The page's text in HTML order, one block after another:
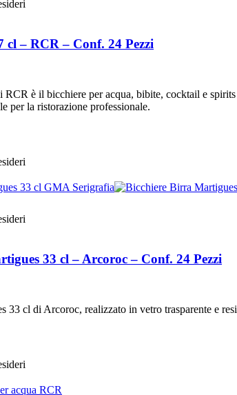
cl – RCR – Conf. 24 Pezzi
è il bicchiere per acqua, bibite, cocktail e
per la ristorazione professionale.
33 cl – Arcoroc – Conf. 24 Pezzi
cl di Arcoroc, realizzato in vetro trasparente e